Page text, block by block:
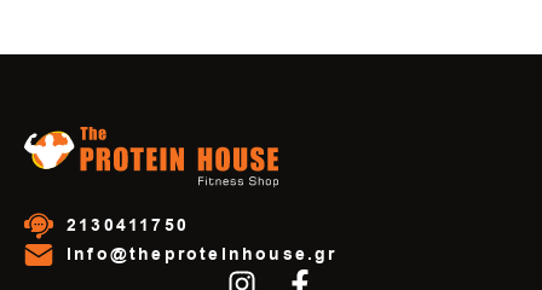
2130411750
info@theproteinhouse.gr